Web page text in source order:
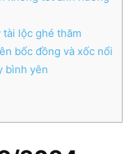
tài lộc ghé thăm
bốc đồng và xốc nổi
bình yên